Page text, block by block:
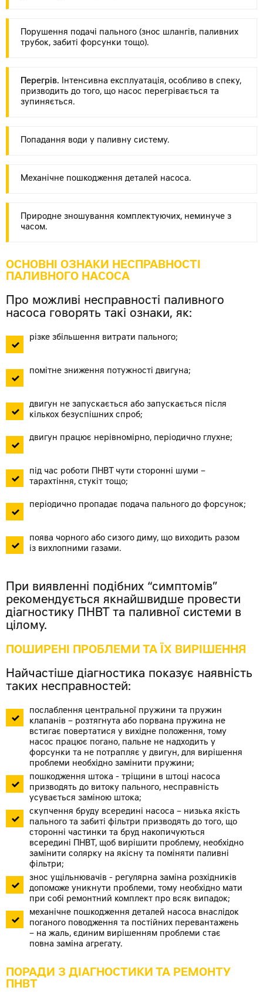
Порушення подачі пального (знос шлангів, паливних
трубок, забиті форсунки тощо).
Перегрів. Інтенсивна експлуатація, особливо в спеку,
призводить до того, що насос перегрівається та
зупиняється.
Попадання води у паливну систему.
Механічне пошкодження деталей насоса.
Природне зношування комплектуючих, неминуче з
часом.
ОСНОВНІ ОЗНАКИ НЕСПРАВНОСТІ
ПАЛИВНОГО НАСОСА
Про можливі несправності паливного
насоса говорять такі ознаки, як:
різке збільшення витрати пального;
помітне зниження потужності двигуна;
двигун не запускається або запускається після
кількох безуспішних спроб;
двигун працює нерівномірно, періодично глухне;
під час роботи ПНВТ чути сторонні шуми –
тарахтіння, стукіт тощо;
періодично пропадає подача пального до форсунок;
поява чорного або сизого диму, що виходить разом
із вихлопними газами.
При виявленні подібних “симптомів”
рекомендується якнайшвидше провести
діагностику ПНВТ та паливної системи в
цілому.
ПОШИРЕНІ ПРОБЛЕМИ ТА ЇХ ВИРІШЕННЯ
Найчастіше діагностика показує наявність
таких несправностей:
послаблення центральної пружини та пружин
клапанів – розтягнута або порвана пружина не
встигає повертатися у вихідне положення, тому
насос працює погано, пальне не надходить у
форсунки та не потрапляє у двигун, для вирішення
проблеми необхідно замінити пружини;
пошкодження штока - тріщини в штоці насоса
призводять до витоку пального, несправність
усувається заміною штока;
скупчення бруду всередині насоса – низька якість
пального та забиті фільтри призводять до того, що
сторонні частинки та бруд накопичуються
всередині ПНВТ, щоб вирішити проблему, необхідно
замінити солярку на якісну та поміняти паливні
фільтри;
знос ущільнювачів - регулярна заміна розхідників
допоможе уникнути проблеми, тому необхідно мати
при собі ремонтний комплект про всяк випадок;
механічне пошкодження деталей насоса внаслідок
поганого поводження та постійних перевантажень
– на жаль, єдиним вирішенням проблеми стає
повна заміна агрегату.
ПОРАДИ З ДІАГНОСТИКИ ТА РЕМОНТУ
ПНВТ